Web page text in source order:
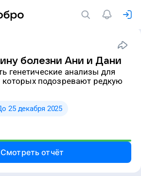
болезни Ани и Дани
которых подозревают редкую
25 декабря 2025
Смотреть отчёт